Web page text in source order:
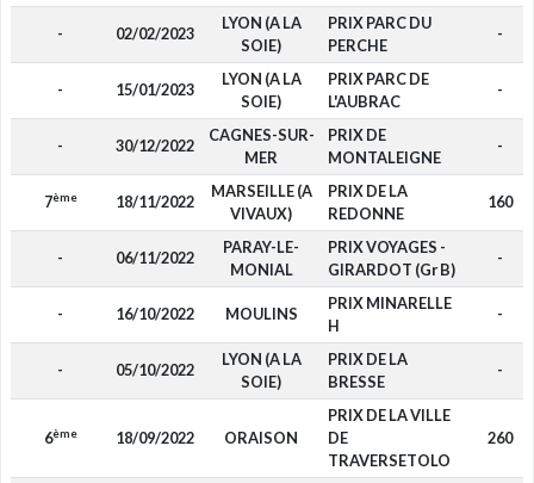
- 02/02/2023
LYON (A LA
SOIE)
PRIX PARC DU
PERCHE
-
- 15/01/2023
LYON (A LA
SOIE)
PRIX PARC DE
L'AUBRAC
-
- 30/12/2022
CAGNES-SUR-
MER
PRIX DE
MONTALEIGNE
-
7ème 18/11/2022
MARSEILLE (A
VIVAUX)
PRIX DE LA
REDONNE
160
- 06/11/2022
PARAY-LE-
MONIAL
PRIX VOYAGES -
GIRARDOT (Gr B)
-
- 16/10/2022 MOULINS
PRIX MINARELLE
H
-
- 05/10/2022
LYON (A LA
SOIE)
PRIX DE LA
BRESSE
-
6ème 18/09/2022 ORAISON
PRIX DE LA VILLE
DE
TRAVERSETOLO
260